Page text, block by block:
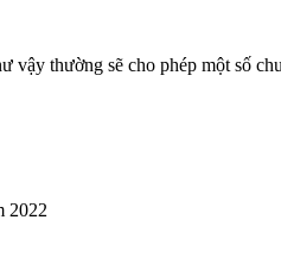
vậy thường sẽ cho phép một số
2022